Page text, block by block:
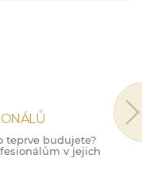
teprve budujete?
v jejich